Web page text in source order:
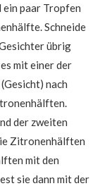
paar Tropfen
Schneide
übrig
mit einer der
nach
der zweiten
Zitronenhälften
mit den
sie dann mit der